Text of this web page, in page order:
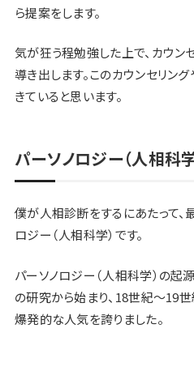
ら提案をします。
気が狂う程勉強した上で、カウン
導き出します。このカウンセリン
きていると思います。
パーソノロジー（人相科学
僕が人相診断をするにあたって、
ロジー（人相科学）です。
パーソノロジー（人相科学）の起
の研究から始まり、18世紀～19
爆発的な人気を誇りました。